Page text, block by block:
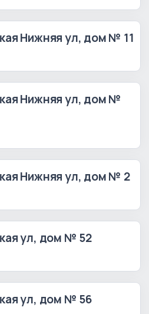
Нижняя ул, дом № 11
Нижняя ул, дом №
Нижняя ул, дом № 2
ул, дом № 52
ул, дом № 56